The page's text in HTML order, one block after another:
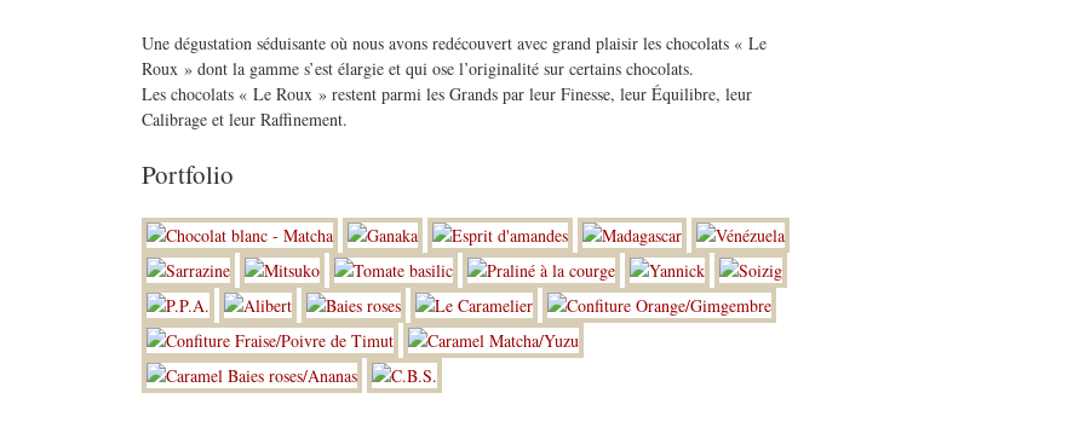
Une dégustation séduisante où nous avons redécouvert avec grand plaisir les chocolats « Le
Roux » dont la gamme s’est élargie et qui ose l’originalité sur certains chocolats.
Les chocolats « Le Roux » restent parmi les Grands par leur Finesse, leur Équilibre, leur
Calibrage et leur Raffinement.
Portfolio